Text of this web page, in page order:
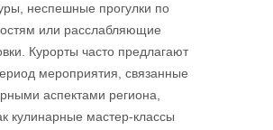
неспешные прогулки по
или расслабляющие
Курорты часто предлагают
мероприятия, связанные
аспектами региона,
кулинарные мастер-классы